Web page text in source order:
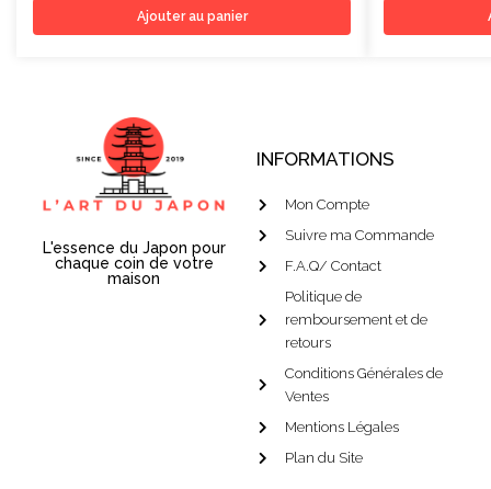
Ajouter au panier
L'essence du Japon pour
chaque coin de votre
maison
INFORMATIONS
Mon Compte
Suivre ma Commande
F.A.Q/ Contact
Politique de
remboursement et de
retours
Conditions Générales de
Ventes
Mentions Légales
Plan du Site